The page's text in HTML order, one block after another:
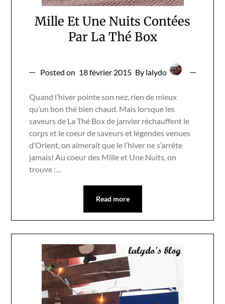
Mille Et Une Nuits Contées
Par La Thé Box
Posted on 18 février 2015 By lalydo
Quand l’hiver pointe son nez, rien de mieux
qu’un bon thé bien chaud. Mais lorsque les
saveurs de La Thé Box de janvier réchauffent le
corps et le coeur de saveurs et légendes venues
d’Orient, on aimerait que le l’hiver ne s’arrête
jamais! Au coeur des Mille et Une Nuits, on
trouve :…
Read more